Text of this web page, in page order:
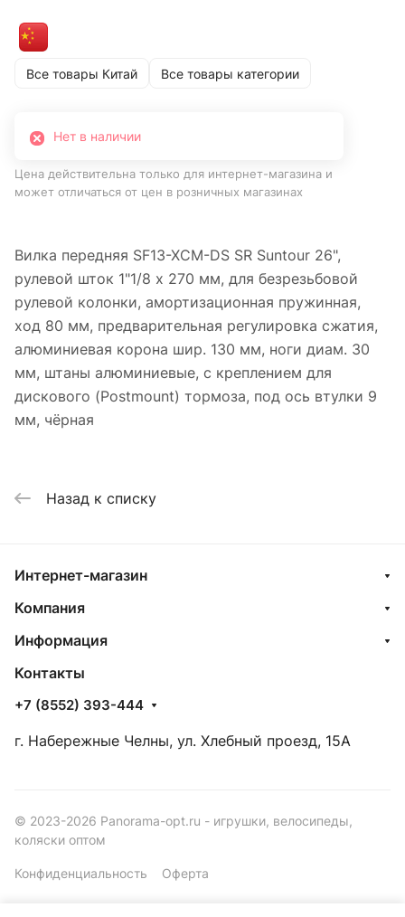
Все товары Китай Все товары категории
Нет в наличии
Цена действительна только для интернет-магазина и
может отличаться от цен в розничных магазинах
Вилка передняя SF13-XCM-DS SR Suntour 26",
рулевой шток 1"1/8 х 270 мм, для безрезьбовой
рулевой колонки, амортизационная пружинная,
ход 80 мм, предварительная регулировка сжатия,
алюминиевая корона шир. 130 мм, ноги диам. 30
мм, штаны алюминиевые, с креплением для
дискового (Postmount) тормоза, под ось втулки 9
мм, чёрная
Назад к списку
Интернет-магазин
Компания
Информация
Контакты
+7 (8552) 393-444
г. Набережные Челны, ул. Хлебный проезд, 15А
© 2023-2026 Panorama-opt.ru - игрушки, велосипеды,
коляски оптом
Конфиденциальность Оферта